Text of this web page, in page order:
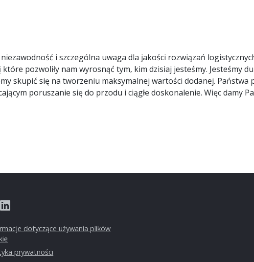
i szczególna uwaga dla jakości rozwiązań
pozwoliły nam wyrosnąć tym, kim dzisiaj jesteśmy. Jesteśmy
skupić się na tworzeniu maksymalnej wartości dodanej. Państwa
poruszanie się do przodu i ciągłe doskonalenie. Więc damy
dotyczące używania plików
prywatności